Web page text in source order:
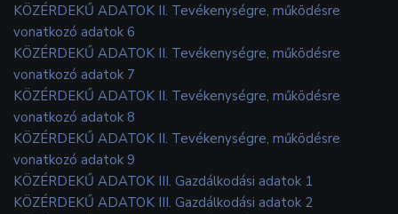
KÖZÉRDEKŰ ADATOK II. Tevékenységre, működésre
vonatkozó adatok 6
KÖZÉRDEKŰ ADATOK II. Tevékenységre, működésre
vonatkozó adatok 7
KÖZÉRDEKŰ ADATOK II. Tevékenységre, működésre
vonatkozó adatok 8
KÖZÉRDEKŰ ADATOK II. Tevékenységre, működésre
vonatkozó adatok 9
KÖZÉRDEKŰ ADATOK III. Gazdálkodási adatok 1
KÖZÉRDEKŰ ADATOK III. Gazdálkodási adatok 2